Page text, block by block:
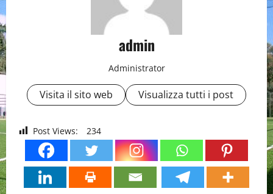
admin
Administrator
Visita il sito web Visualizza tutti i post
Post Views: 234